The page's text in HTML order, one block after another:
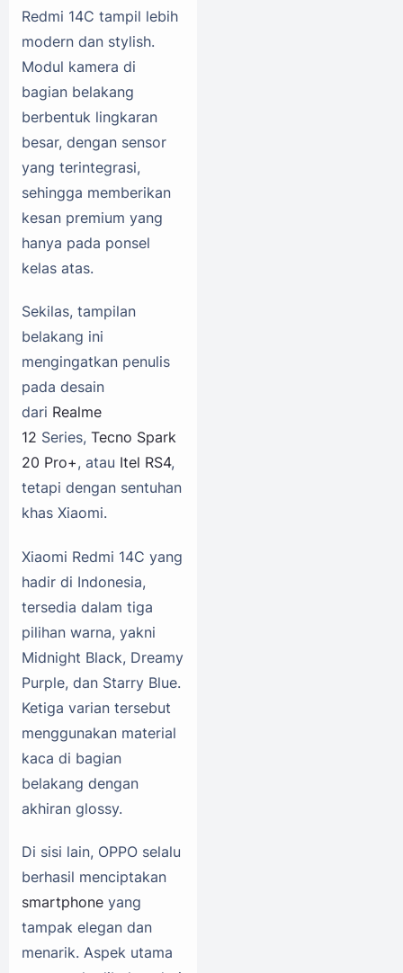
Redmi 14C tampil lebih
modern dan stylish.
Modul kamera di
bagian belakang
berbentuk lingkaran
besar, dengan sensor
yang terintegrasi,
sehingga memberikan
kesan premium yang
hanya pada ponsel
kelas atas.
Sekilas, tampilan
belakang ini
mengingatkan penulis
pada desain
dari Realme
12 Series, Tecno Spark
20 Pro+, atau Itel RS4,
tetapi dengan sentuhan
khas Xiaomi.
Xiaomi Redmi 14C yang
hadir di Indonesia,
tersedia dalam tiga
pilihan warna, yakni
Midnight Black, Dreamy
Purple, dan Starry Blue.
Ketiga varian tersebut
menggunakan material
kaca di bagian
belakang dengan
akhiran glossy.
Di sisi lain, OPPO selalu
berhasil menciptakan
smartphone yang
tampak elegan dan
menarik. Aspek utama